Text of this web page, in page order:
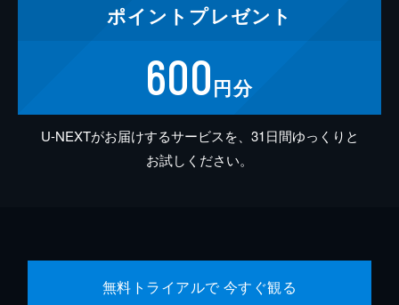
ポイント プレゼント
600円分
U-NEXTがお届けするサービスを、31日間ゆっくりと
お試しください。
無料トライアルで 今すぐ観る